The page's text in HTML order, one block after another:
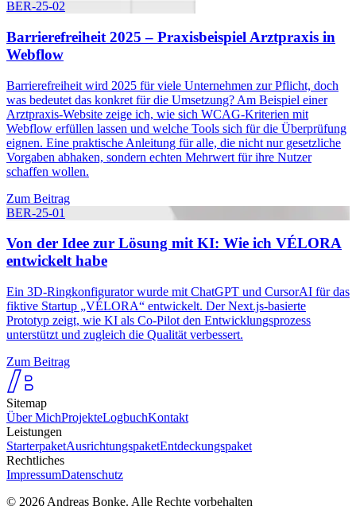
BER-25-02
Barrierefreiheit 2025 – Praxisbeispiel Arztpraxis in
Webflow
Barrierefreiheit wird 2025 für viele Unternehmen zur Pflicht, doch
was bedeutet das konkret für die Umsetzung? Am Beispiel einer
Arztpraxis-Website zeige ich, wie sich WCAG-Kriterien mit
Webflow erfüllen lassen und welche Tools sich für die Überprüfung
eignen. Eine praktische Anleitung für alle, die nicht nur gesetzliche
Vorgaben abhaken, sondern echten Mehrwert für ihre Nutzer
schaffen wollen.
Zum Beitrag
BER-25-01
Von der Idee zur Lösung mit KI: Wie ich VÉLORA
entwickelt habe
Ein 3D-Ringkonfigurator wurde mit ChatGPT und CursorAI für das
fiktive Startup „VÉLORA“ entwickelt. Der Next.js-basierte
Prototyp zeigt, wie KI als Co-Pilot den Entwicklungsprozess
unterstützt und zugleich die Qualität verbessert.
Zum Beitrag
Sitemap
Über MichProjekteLogbuchKontakt
Leistungen
StarterpaketAusrichtungspaketEntdeckungspaket
Rechtliches
ImpressumDatenschutz
© 2026 Andreas Bonke. Alle Rechte vorbehalten